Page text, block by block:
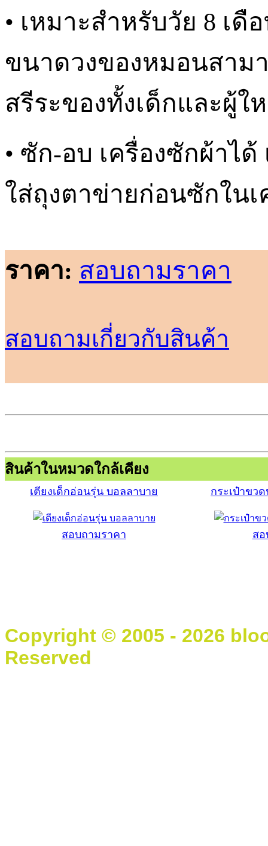
• เหมาะสำหรับวัย 8 เดื
ขนาดวงของหมอนสาม
สรีระของทั้งเด็กและผู้ใ
• ซัก-อบ เครื่องซักผ้าไ
ใส่ถุงตาข่ายก่อนซักในเ
ราคา: สอบถามราคา
สอบถามเกี่ยวกับสินค้า
สินค้าในหมวดใกล้เคียง
เตียงเด็กอ่อนรุ่น บอลลาบาย
สอบถามราคา
กระเป๋าขว
สอ
Copyright © 2005 - 2026
Reserved